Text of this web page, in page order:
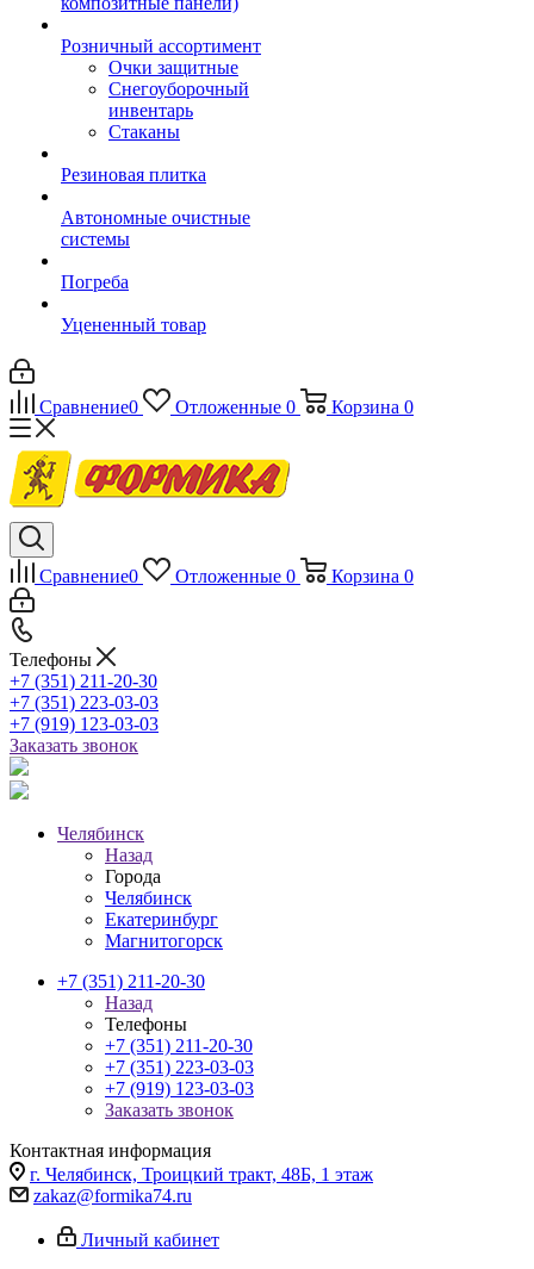
Розничный ассортимент
Очки защитные
Снегоуборочный
инвентарь
Стаканы
Резиновая плитка
Автономные очистные
системы
Погреба
Уцененный товар
Сравнение0 Отложенные 0 Корзина 0
Сравнение0 Отложенные 0 Корзина 0
Телефоны
+7 (351) 211-20-30
+7 (351) 223-03-03
+7 (919) 123-03-03
Заказать звонок
Челябинск
Назад
Города
Челябинск
Екатеринбург
Магнитогорск
+7 (351) 211-20-30
Назад
Телефоны
+7 (351) 211-20-30
+7 (351) 223-03-03
+7 (919) 123-03-03
Заказать звонок
Контактная информация
г. Челябинск, Троицкий тракт, 48Б, 1 этаж
zakaz@formika74.ru
Личный кабинет